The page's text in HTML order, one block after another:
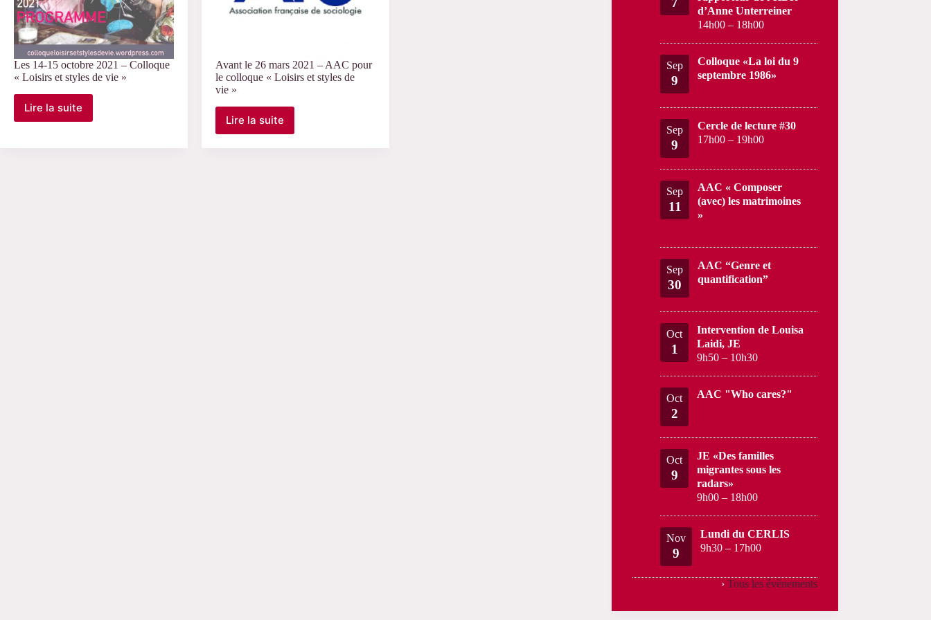
Les 14-15 octobre 2021 – Colloque
« Loisirs et styles de vie »
Lire la suite
Les
Avant le 26 mars 2021 – AAC pour
le colloque « Loisirs et styles de
vie »
Lire la suite
Avant
d’Anne Unterreiner
14h00 – 18h00
Sep
9
Colloque «La loi du 9
septembre 1986»
Sep
9
Cercle de lecture #30
17h00 – 19h00
Sep
11
AAC « Composer
(avec) les matrimoines
»
Sep
30
AAC “Genre et
quantification”
Oct
1
Intervention de Louisa
Laidi, JE
9h50 – 10h30
Oct
2
AAC "Who cares?"
Oct
9
JE «Des familles
migrantes sous les
radars»
9h00 – 18h00
Nov
9
Lundi du CERLIS
9h30 – 17h00
› Tous les évènements